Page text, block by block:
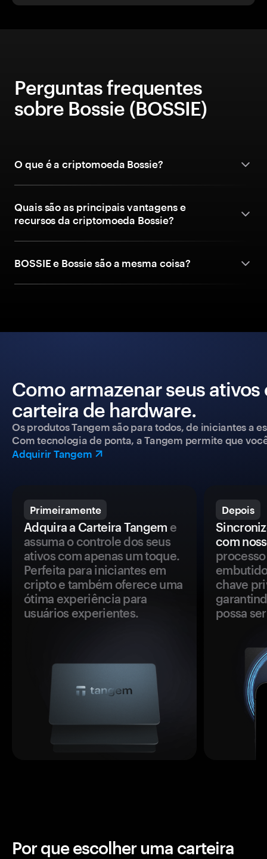
Perguntas frequentes
sobre Bossie (BOSSIE)
O que é a criptomoeda Bossie?
Quais são as principais vantagens e
recursos da criptomoeda Bossie?
BOSSIE e Bossie são a mesma coisa?
Como armazenar seus
carteira de hardware.
Os produtos Tangem são para todos, de iniciantes a
Com tecnologia de ponta, a Tangem permite que
Adquirir Tangem
Primeiramente
Adquira a Carteira Tangem e
assuma o controle dos seus
ativos com apenas um toque.
Perfeita para iniciantes em
cripto e também oferece uma
ótima experiência para
usuários experientes.
Depois
com
chave
possa
Por que escolher uma carteira